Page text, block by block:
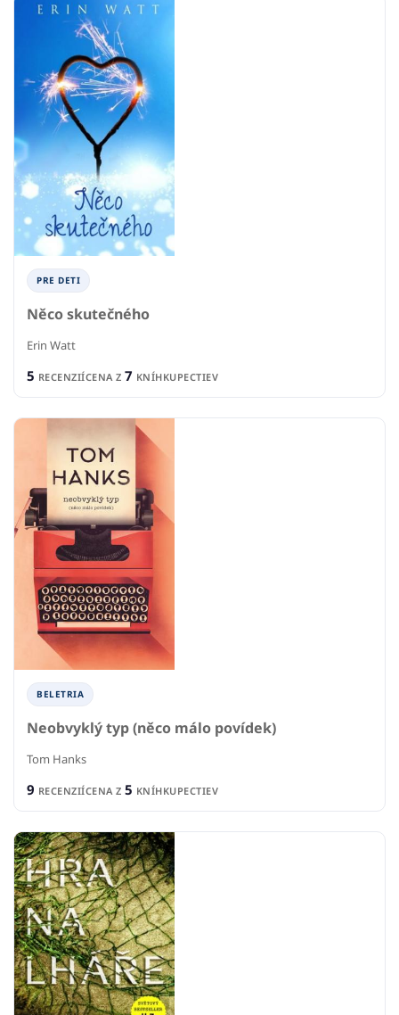
PRE DETI
Něco skutečného
Erin Watt
5 RECENZIÍCENA Z 7 KNÍHKUPECTIEV
BELETRIA
Neobvyklý typ (něco málo povídek)
Tom Hanks
9 RECENZIÍCENA Z 5 KNÍHKUPECTIEV